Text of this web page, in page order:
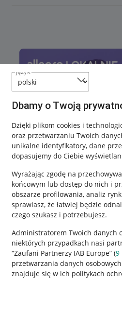
język
Dbamy o Twoją
Dzięki plikom cookies i
oraz przetwarzaniu Twoich
unikalne identyfikatory, dane
dopasujemy do Ciebie
Wyrażając zgodę na
końcowym lub dostęp do nich i
obszarze profilowania, analiz
sprawiasz, że łatwiej będzie
czego szukasz i potrzebujesz.
Administratorem Twoich danych
niektórych przypadkach nasi
“Zaufani Partnerzy IAB Europe” (9
przetwarzania danych
znajduje się w ich politykach
Nawigacja
Przydatne informacje
Jak to działa
Napisz do nas
Allegro Gadane dla